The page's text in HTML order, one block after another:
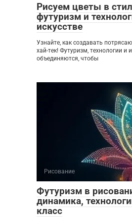
Рисуем цветы в
футуризм и
искусстве
Узнайте, как создавать
хай-тек! Футуризм, технологии и
объединяются, чтобы
Рисование
Футуризм в
динамика,
класс